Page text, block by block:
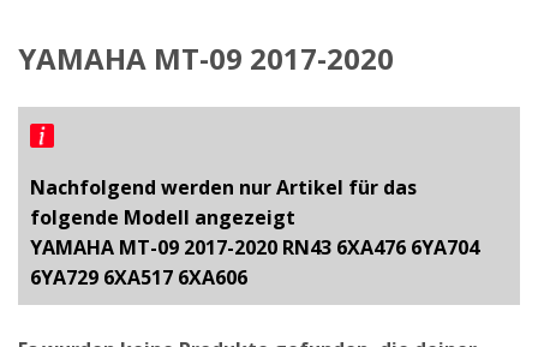
YAMAHA MT-09 2017-2020
Nachfolgend werden nur Artikel für das
folgende Modell angezeigt
YAMAHA MT-09 2017-2020 RN43 6XA476 6YA704
6YA729 6XA517 6XA606